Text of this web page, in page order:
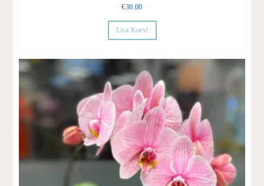
€30.00
Lisa Korvi